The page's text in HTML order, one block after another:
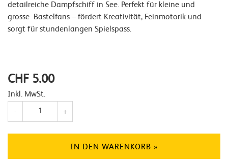
detailreiche Dampfschiff in See. Perfekt für kleine und
grosse Bastelfans – fördert Kreativität, Feinmotorik und
sorgt für stundenlangen Spielspass.
CHF 5.00
Inkl. MwSt.
Anzahl
- +
IN DEN WARENKORB »